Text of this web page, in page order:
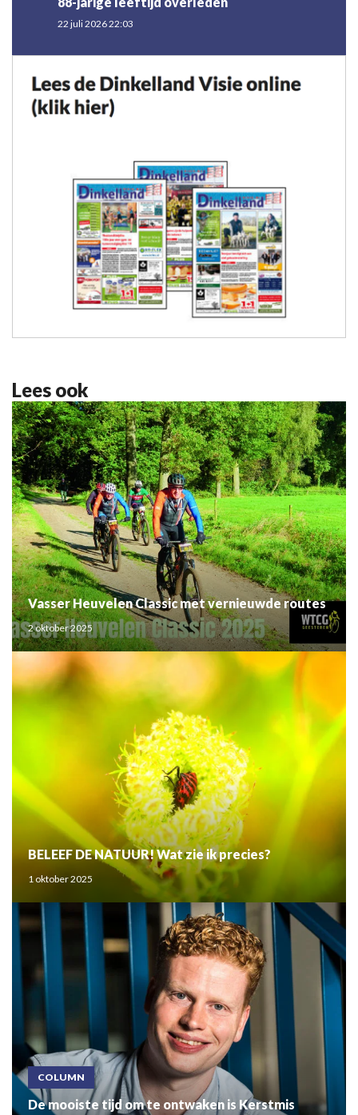
22 juli 2026 22:03
Lees ook
Vasser Heuvelen Classic met vernieuwde routes
2 oktober 2025
BELEEF DE NATUUR! Wat zie ik precies?
1 oktober 2025
COLUMN
De mooiste tijd om te ontwaken is Kerstmis